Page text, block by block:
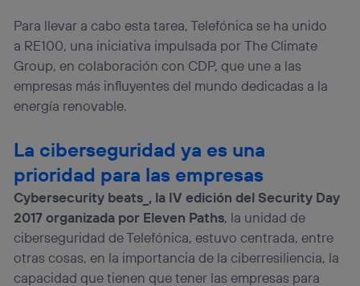
Para llevar a cabo esta tarea, Telefónica se ha unido
a RE100, una iniciativa impulsada por The Climate
Group, en colaboración con CDP, que une a las
empresas más influyentes del mundo dedicadas a la
energía renovable.
La ciberseguridad ya es una
prioridad para las empresas
Cybersecurity beats_, la IV edición del Security Day
2017 organizada por Eleven Paths, la unidad de
ciberseguridad de Telefónica, estuvo centrada, entre
otras cosas, en la importancia de la ciberresiliencia, la
capacidad que tienen que tener las empresas para